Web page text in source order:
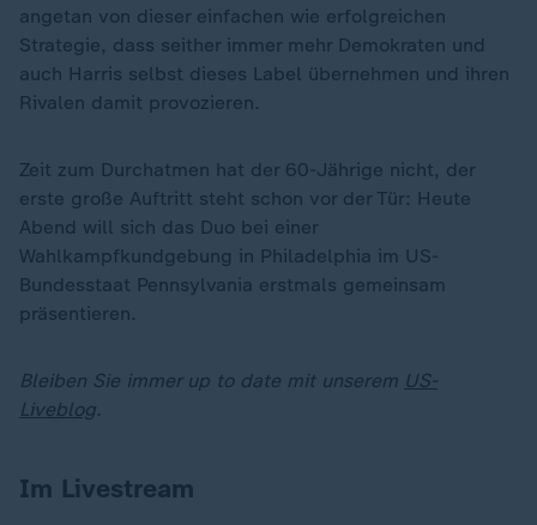
angetan von dieser einfachen wie erfolgreichen
Strategie, dass seither immer mehr Demokraten und
auch Harris selbst dieses Label übernehmen und ihren
Rivalen damit provozieren.
Zeit zum Durchatmen hat der 60-Jährige nicht, der
erste große Auftritt steht schon vor der Tür: Heute
Abend will sich das Duo bei einer
Wahlkampfkundgebung in Philadelphia im US-
Bundesstaat Pennsylvania erstmals gemeinsam
präsentieren.
Bleiben Sie immer up to date mit unserem US-
Liveblog.
Im Livestream